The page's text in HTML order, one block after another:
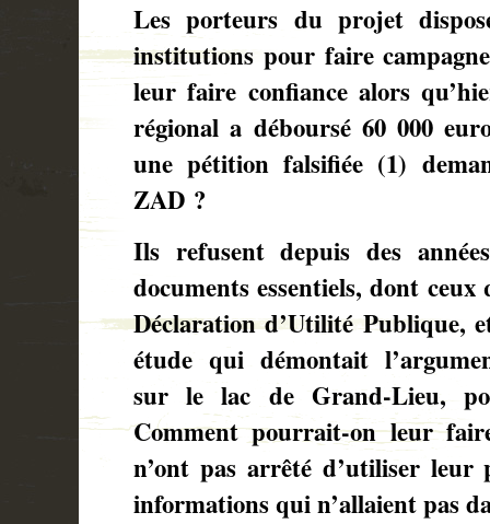
Les porteurs du projet
institutions pour faire
leur faire confiance alors
régional a déboursé 60 000
une pétition falsifiée (1)
ZAD ?
Ils refusent depuis des
documents essentiels, dont
Déclaration d’Utilité Publique,
étude qui démontait
sur le lac de Grand-Lieu,
Comment pourrait-on leur
n’ont pas arrêté d’utiliser leur
informations qui n’allaient pas